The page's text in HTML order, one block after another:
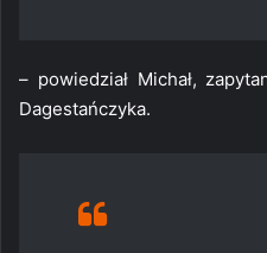
– powiedział Michał,
Dagestańczyka.